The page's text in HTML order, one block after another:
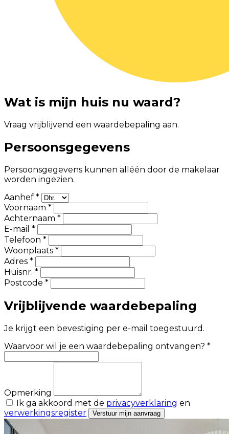
Wat is mijn huis nu waard?
Vraag vrijblijvend een waardebepaling aan.
Persoonsgegevens
Persoonsgegevens kunnen alléén door de makelaar
worden ingezien.
Aanhef *
Voornaam *
Achternaam *
E-mail *
Telefoon *
Woonplaats *
Adres *
Huisnr. *
Postcode *
Vrijblijvende waardebepaling
Je krijgt een bevestiging per e-mail toegestuurd.
Waarvoor wil je een waardebepaling ontvangen? *
Opmerking
Ik ga akkoord met de privacyverklaring en
verwerkingsregister
Verstuur mijn aanvraag